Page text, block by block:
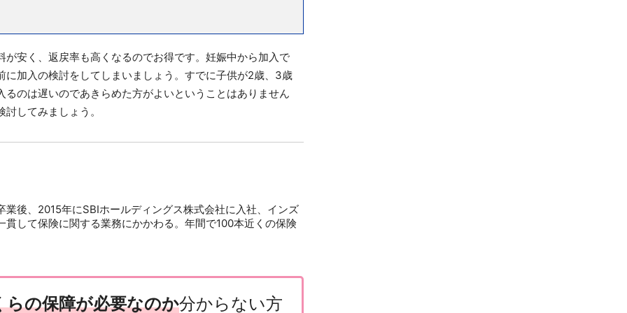
安く、返戻率も高くなるのでお得です。妊娠中から加入で
加入の検討をしてしまいましょう。すでに子供が2歳、3歳
のは遅いのであきらめた方がよいということはありません
してみましょう。
業後、2015年にSBIホールディングス株式会社に入社、インズ
貫して保険に関する業務にかかわる。年間で100本近くの保険
らの保障が必要なのか分からない方